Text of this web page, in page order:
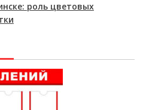
роль цветовых